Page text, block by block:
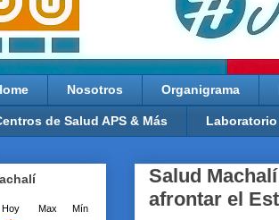
Nosotros Organigrama
de Salud APS & Más Laboratorio
Salud
afrontar el